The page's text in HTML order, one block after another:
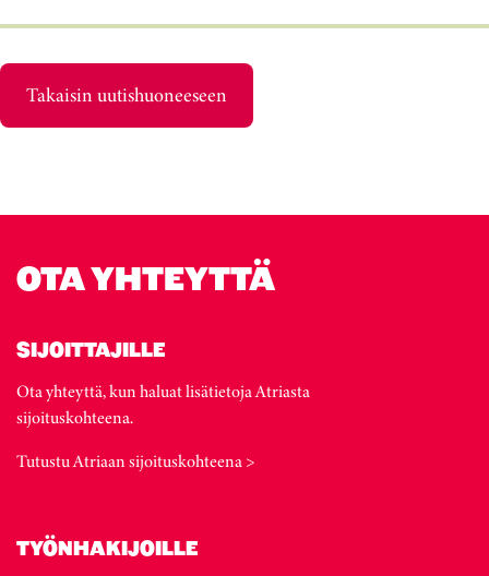
Takaisin uutishuoneeseen
OTA YHTEYTTÄ
SIJOITTAJILLE
Ota yhteyttä, kun haluat lisätietoja Atriasta
sijoituskohteena.
Tutustu Atriaan sijoituskohteena >
TYÖNHAKIJOILLE